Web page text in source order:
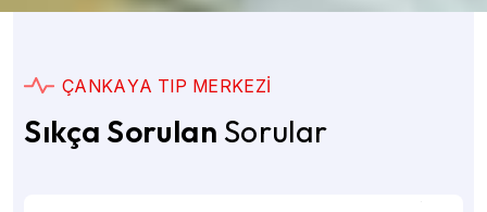
ÇANKAYA TIP MERKEZI
Sıkça Sorulan Sorular